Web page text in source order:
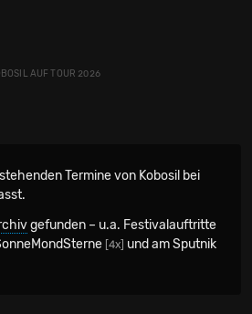
AUF TOUR 2026
Termine von Kobosil bei
gefunden – u.a. Festivalauftritte
[4x] und am Sputnik